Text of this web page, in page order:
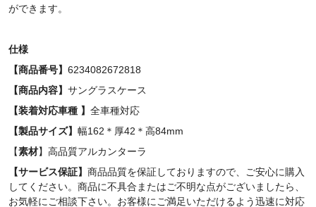
ができます。
仕様
【商品番号】 6234082672818
【商品内容】 サングラスケース
【装着対応車種 】 全車種対応
【製品サイズ】 幅162＊厚42＊高84mm
【素材】高品質アルカンターラ
【サービス保証】 商品品質を保証しておりますので、ご安心に購入
してください。商品に不具合またはご不明な点がございましたら、
お気軽にご相談下さい。お客様にご満足いただけるよう迅速に対応